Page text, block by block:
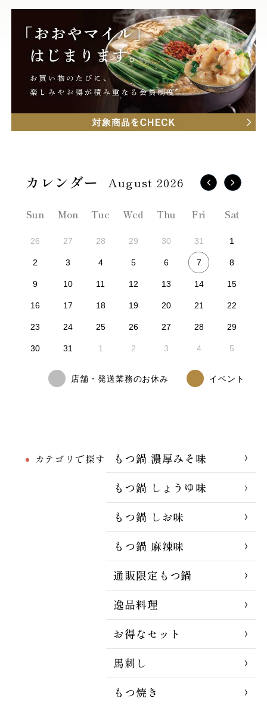
カテゴリで探す
もつ鍋 濃厚みそ味
もつ鍋 しょうゆ味
もつ鍋 しお味
もつ鍋 麻辣味
通販限定もつ鍋
逸品料理
お得なセット
馬刺し
もつ焼き
August 2026
Sun Mon Tue Wed Thu Fri Sat
26 27 28 29 30 31 1
2 3 4 5 6 7 8
9 10 11 12 13 14 15
16 17 18 19 20 21 22
23 24 25 26 27 28 29
30 31 1 2 3 4 5
店舗・発送業務のお休み イベント